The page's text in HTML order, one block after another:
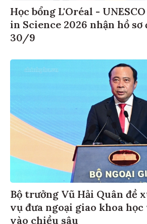
Học bổng L'Oréal -
in Science 2026 nhận hồ sơ
30/9
Bộ trưởng Vũ Hải Quân đề
vụ đưa ngoại giao khoa
vào chiều sâu